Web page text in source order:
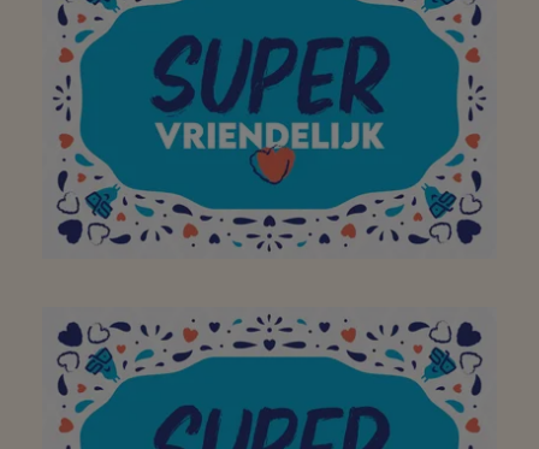
Cool merci pour tout
Vous êtes top